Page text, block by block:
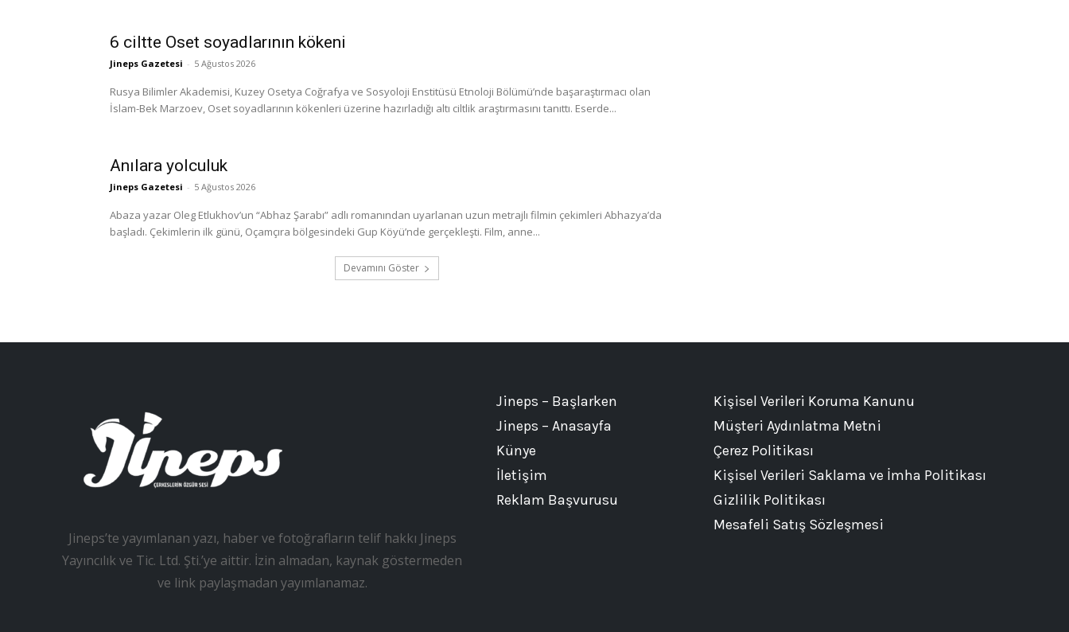
6 ciltte Oset soyadlarının kökeni
Jineps Gazetesi - 5 Ağustos 2026
Rusya Bilimler Akademisi, Kuzey Osetya Coğrafya ve Sosyoloji Enstitüsü Etnoloji Bölümü’nde başaraştırmacı olan
İslam-Bek Marzoev, Oset soyadlarının kökenleri üzerine hazırladığı altı ciltlik araştırmasını tanıttı. Eserde...
Anılara yolculuk
Jineps Gazetesi - 5 Ağustos 2026
Abaza yazar Oleg Etlukhov’un “Abhaz Şarabı” adlı romanından uyarlanan uzun metrajlı filmin çekimleri Abhazya’da
başladı. Çekimlerin ilk günü, Oçamçıra bölgesindeki Gup Köyü’nde gerçekleşti. Film, anne...
Devamını Göster
Jineps’te yayımlanan yazı, haber ve fotoğrafların telif hakkı Jineps
Yayıncılık ve Tic. Ltd. Şti.’ye aittir. İzin almadan, kaynak göstermeden
ve link paylaşmadan yayımlanamaz.
Jineps – Başlarken
Jineps – Anasayfa
Künye
İletişim
Reklam Başvurusu
Kişisel Verileri Koruma Kanunu
Müşteri Aydınlatma Metni
Çerez Politikası
Kişisel Verileri Saklama ve İmha Politikası
Gizlilik Politikası
Mesafeli Satış Sözleşmesi